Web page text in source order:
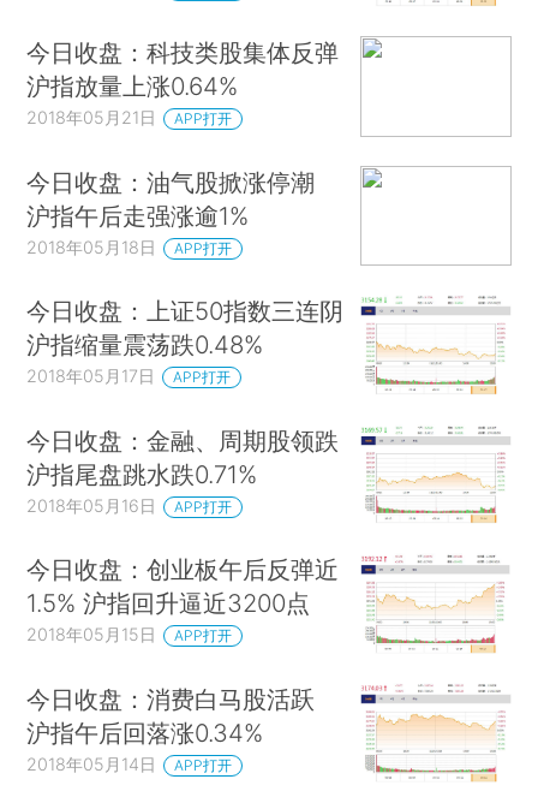
今日收盘：科技类股集体反弹
沪指放量上涨0.64%
2018年05月21日 APP打开
今日收盘：油气股掀涨停潮
沪指午后走强涨逾1%
2018年05月18日 APP打开
今日收盘：上证50指数三连阴
沪指缩量震荡跌0.48%
2018年05月17日 APP打开
今日收盘：金融、周期股领跌
沪指尾盘跳水跌0.71%
2018年05月16日 APP打开
今日收盘：创业板午后反弹近
1.5% 沪指回升逼近3200点
2018年05月15日 APP打开
今日收盘：消费白马股活跃
沪指午后回落涨0.34%
2018年05月14日 APP打开